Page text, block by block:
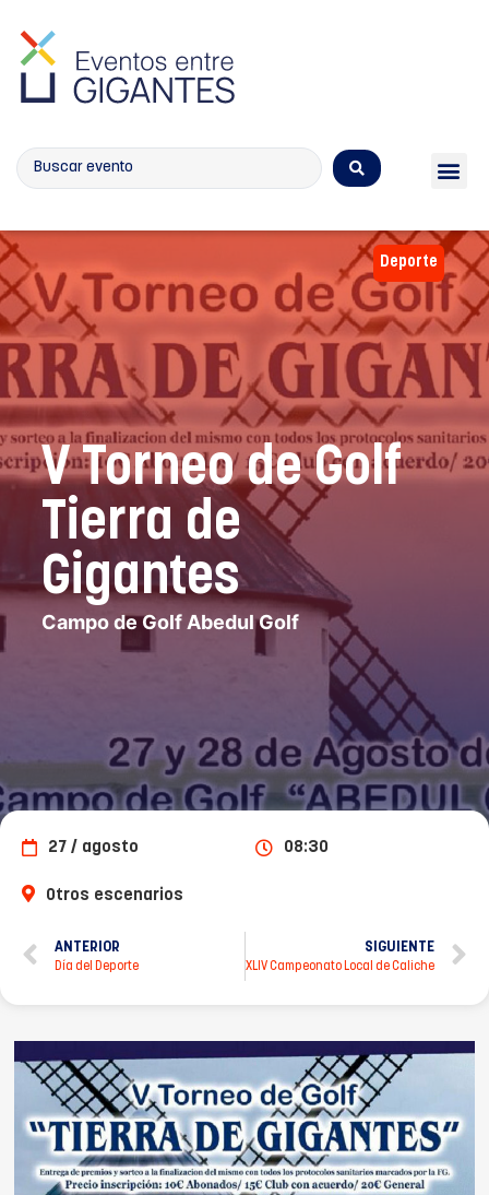
V Torneo de Golf
Tierra de
Gigantes
Campo de Golf Abedul Golf
Deporte
27 / agosto 08:30
Otros escenarios
ANTERIOR
Día del Deporte
SIGUIENTE
XLIV Campeonato Local de Caliche